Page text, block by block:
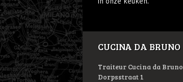
CUCINA DA BRUNO
Traiteur Cucina da Bruno
Dorpsstraat 1